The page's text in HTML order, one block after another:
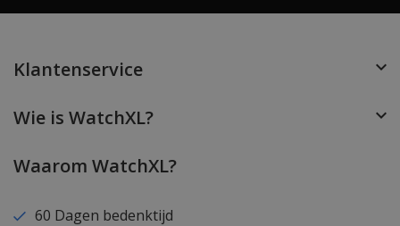
Klantenservice
Wie is WatchXL?
Waarom WatchXL?
60 Dagen bedenktijd